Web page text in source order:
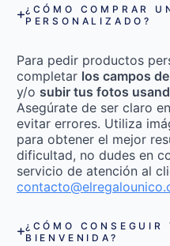
¿CÓMO COMPRAR
PERSONALIZADO?
Para pedir productos
completar los campos
y/o subir tus fotos
Asegúrate de ser claro
evitar errores. Utiliza
para obtener el mejor
dificultad, no dudes en
servicio de atención al
¿CÓMO CONSEGUIR
BIENVENIDA?